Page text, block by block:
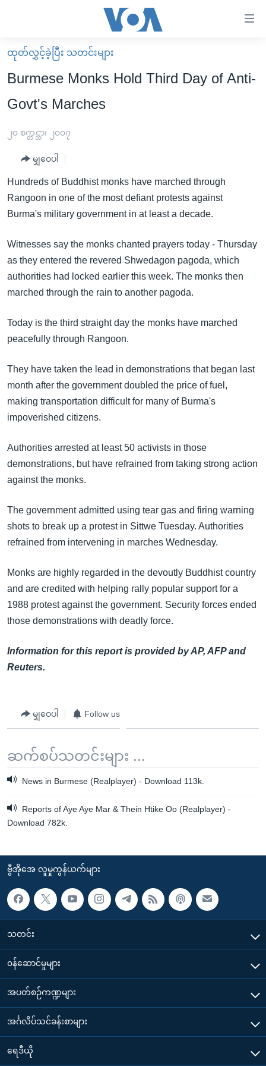
လွယ်ကူ
စေ
သည့်
များ
သို့
ရန်
ရှာဖွေ
ရန်
နေရာ
ကျော်
ရန်
မူလစာမျက်နှာ
မြန်မာ
ကမ္ဘာ့သတင်းများ
ရပ်ဝန်းတခု လမ်းတခု အလွန်
အမေရိကန်သုံးအီဒီယံ
ရုပ်ရှင်ထဲက အင်္ဂလိပ်စာ
သုတပဒေသာ အင်္ဂလိပ်စာ
အပတ်စဉ်ကဏ္ဍများ
တီဗွီ
ရေဒီယို/တီဗွီအစီအစဉ်
Learning English
ဗွီအိုအေ လူမှုကွန်ယက်များ
ဘာသာစကားများ
ထုတ်လွှင့်ခဲ့ပြီး သတင်းများ
Burmese Monks Hold Third Day of Anti-
Govt's Marches
၂၀ စက္တင္ဘာ၊ ၂၀၀၇
မျှဝေပါ
Hundreds of Buddhist monks have marched through
Rangoon in one of the most defiant protests against
Burma's military government in at least a decade.
Witnesses say the monks chanted prayers today - Thursday
as they entered the revered Shwedagon pagoda, which
authorities had locked earlier this week. The monks then
marched through the rain to another pagoda.
Today is the third straight day the monks have marched
peacefully through Rangoon.
They have taken the lead in demonstrations that began last
month after the government doubled the price of fuel,
making transportation difficult for many of Burma's
impoverished citizens.
Authorities arrested at least 50 activists in those
demonstrations, but have refrained from taking strong action
against the monks.
The government admitted using tear gas and firing warning
shots to break up a protest in Sittwe Tuesday. Authorities
refrained from intervening in marches Wednesday.
Monks are highly regarded in the devoutly Buddhist country
and are credited with helping rally popular support for a
1988 protest against the government. Security forces ended
those demonstrations with deadly force.
Information for this report is provided by AP, AFP and
Reuters.
မျှဝေပါ Follow us
ဆက်စပ်သတင်းများ ...
News in Burmese (Realplayer) - Download 113k.
Reports of Aye Aye Mar & Thein Htike Oo (Realplayer) -
Download 782k.
ဗွီအိုအေ လူမှုကွန်ယက်များ
သတင်း
၀န်ဆောင်မှုများ
အပတ်စဉ်ကဏ္ဍများ
အင်္ဂလိပ်သင်ခန်းစာများ
ရေဒီယို